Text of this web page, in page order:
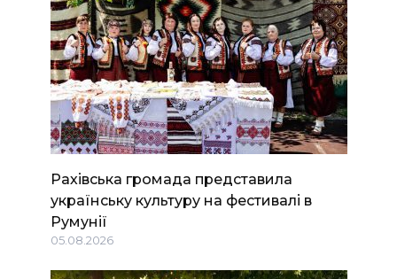
Рахівська громада представила
українську культуру на фестивалі в
Румунії
05.08.2026